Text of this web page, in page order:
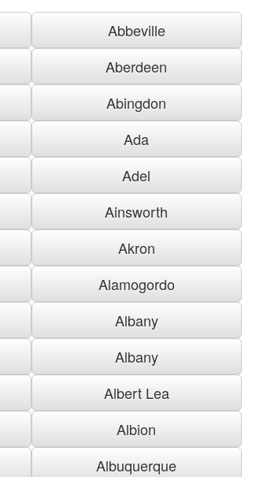
Abbeville
Aberdeen
Abingdon
Ada
Adel
Ainsworth
Akron
Alamogordo
Albany
Albany
Albert Lea
Albion
Albuquerque